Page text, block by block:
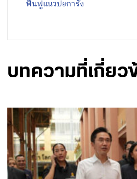
ฟื้นฟูแนวปะการัง
บทความที่เกี่ยว